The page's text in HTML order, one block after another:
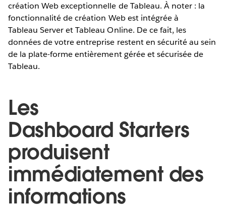
création Web exceptionnelle de Tableau. À noter : la
fonctionnalité de création Web est intégrée à
Tableau Server et Tableau Online. De ce fait, les
données de votre entreprise restent en sécurité au sein
de la plate-forme entièrement gérée et sécurisée de
Tableau.
Les
Dashboard Starters
produisent
immédiatement des
informations